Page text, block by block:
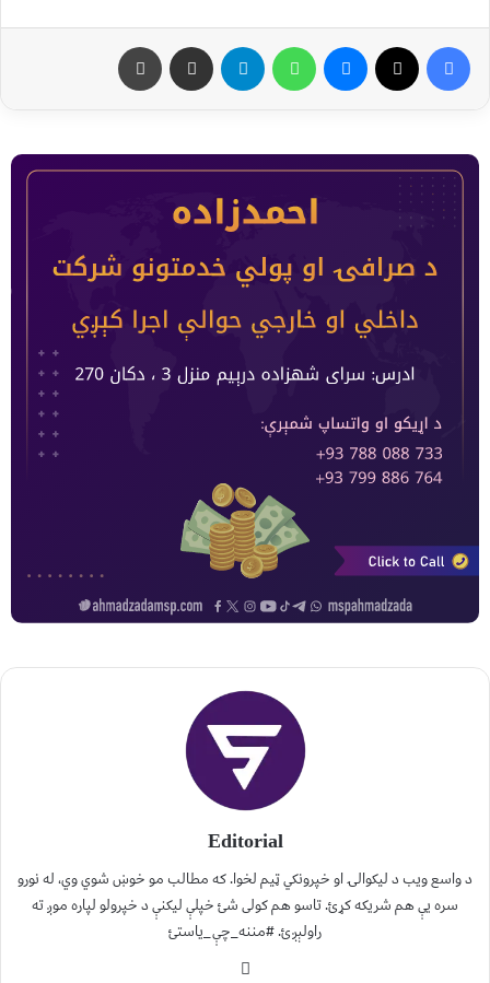
Editorial
د واسع ویب د لیکوالۍ او خپرونکي ټیم لخوا. که مطالب مو خوښ شوي وي، له نورو
سره یې هم شریکه کړئ. تاسو هم کولی شئ خپلې لیکنې د خپرولو لپاره موږ ته
راولېږئ. #مننه_چې_یاستئ